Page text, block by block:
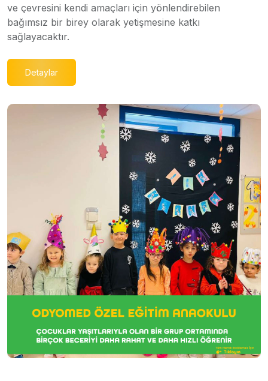
ve çevresini kendi amaçları için yönlendirebilen
bağımsız bir birey olarak yetişmesine katkı
sağlayacaktır.
Detaylar